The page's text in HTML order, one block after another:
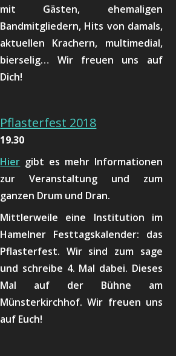
mit Gästen, ehemaligen
Bandmitgliedern, Hits von damals,
aktuellen Krachern, multimedial,
bierselig… Wir freuen uns auf
Dich!
Pflasterfest 2018
19.30
Hier gibt es mehr Informationen
zur Veranstaltung und zum
ganzen Drum und Dran.
Mittlerweile eine Institution im
Hamelner Festtagskalender: das
Pflasterfest. Wir sind zum sage
und schreibe 4. Mal dabei. Dieses
Mal auf der Bühne am
Münsterkirchhof. Wir freuen uns
auf Euch!